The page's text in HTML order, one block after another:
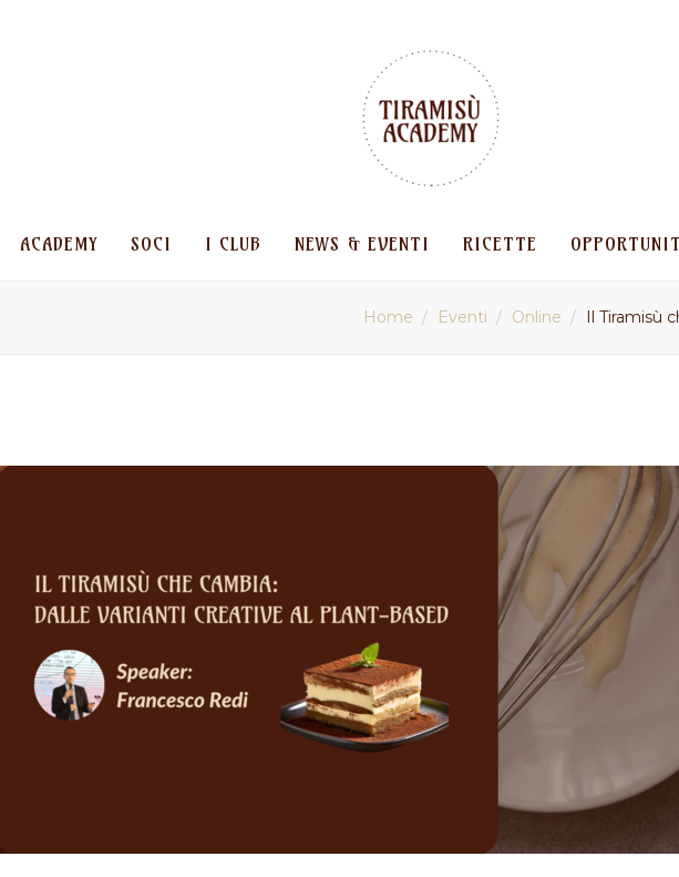
ACADEMY SOCI I CLUB NEWS & EVENTI RICETTE
Home Eventi Online Il Tiramisù